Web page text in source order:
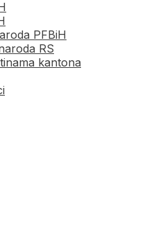
PFBiH
RS
kantona